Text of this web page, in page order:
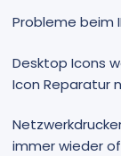
Probleme beim
Desktop Icons
Icon Reparatur
immer wieder